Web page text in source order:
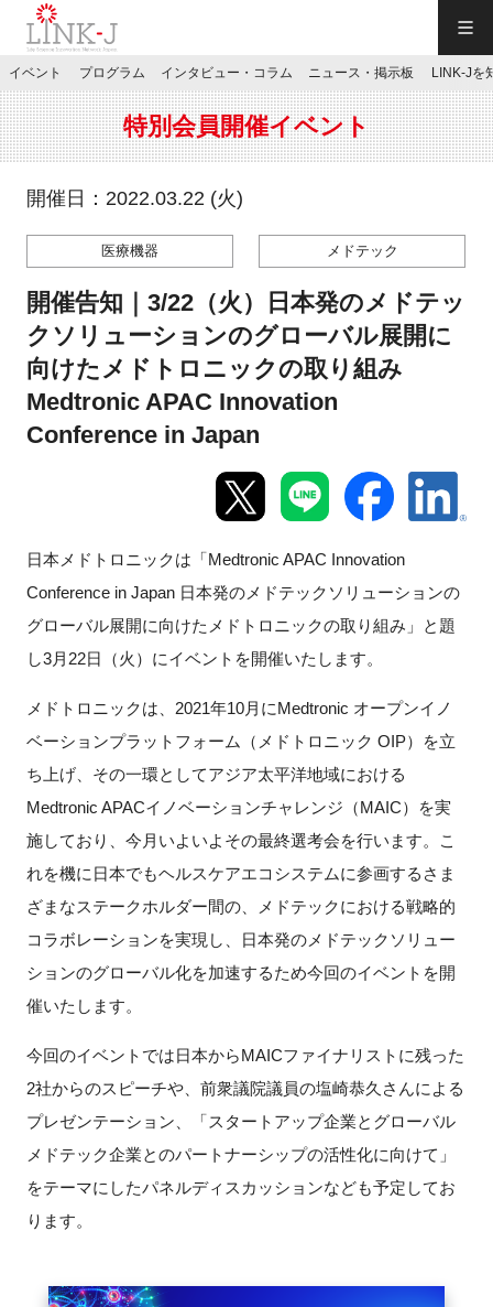
JP／EN
特別会員専用メニュー
施設ご予約
お問い合わせ
イベント
プログラム
インタビュー・コラム
ニュース・掲示板
特別会員
施設・アクセス
FAQ
イベント プログラム インタビュー・コラム ニュース・掲示板 LINK-Jを
特別会員開催イベント
開催日：2022.03.22 (火)
医療機器 メドテック
開催告知｜3/22（火）日本発のメドテッ
クソリューションのグローバル展開に
向けたメドトロニックの取り組み
Medtronic APAC Innovation
Conference in Japan
日本メドトロニックは「Medtronic APAC Innovation
Conference in Japan 日本発のメドテックソリューションの
グローバル展開に向けたメドトロニックの取り組み」と題
し3月 22日（火）にイベントを開催いたします。
メドトロニックは、 2021年10月にMedtronic オープンイノ
ベーションプラットフォーム（メドトロニック OIP）を立
ち上げ、その一環としてアジア太平洋地域における
Medtronic APACイノベーションチャレンジ（MAIC）を実
施しており、今月いよいよその最終選考会を行います。こ
れを機に日本でもヘルスケアエコシステムに参画するさま
ざまなステークホルダー間の、メドテックにおける戦略的
コラボレーションを実現し、日本発のメドテックソリュー
ションのグローバル化を加速するため今回のイベントを開
催いたします。
今回のイベントでは日本からMAICファイナリストに残った
2社からのスピーチや、前衆議院議員の塩崎恭久さんによる
プレゼンテーション、「スタートアップ企業とグローバル
メドテック企業とのパートナーシップの活性化に向けて」
をテーマにしたパネルディスカッションなども予定してお
ります。